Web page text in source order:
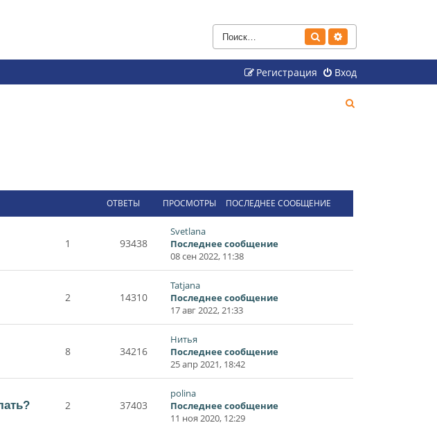
Поиск
Вход
Регистрация
ОТВЕТЫ ПРОСМОТРЫ ПОСЛЕДНЕЕ СООБЩЕНИЕ
1 93438
Svetlana
Последнее сообщение
08 сен 2022, 11:38
2 14310
Tatjana
Последнее сообщение
17 авг 2022, 21:33
8 34216
Нитья
Последнее сообщение
25 апр 2021, 18:42
2 37403
polina
Последнее сообщение
11 ноя 2020, 12:29